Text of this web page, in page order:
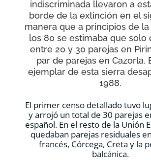
indiscriminada llevaron a
borde de la extinción en el
manera que a principios de
los 80 se estimaba que solo
entre 20 y 30 parejas en
par de parejas en Cazorla.
ejemplar de esta sierra
1988.
El primer censo detallado tuvo
y arrojó un total de 30 parejas
español. En el resto de la Unión
quedaban parejas residuales
francés, Córcega, Creta y la
balcánica.